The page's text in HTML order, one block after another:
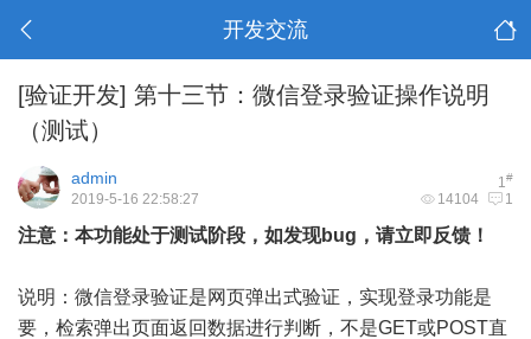
开发交流
[验证开发] 第十三节：微信登录验证操作说明
（测试）
1#
admin
14104 1
2019-5-16 22:58:27
注意：本功能处于测试阶段，如发现bug，请立即反馈！
说明：微信登录验证是网页弹出式验证，实现登录功能是
要，检索弹出页面返回数据进行判断，不是GET或POST直